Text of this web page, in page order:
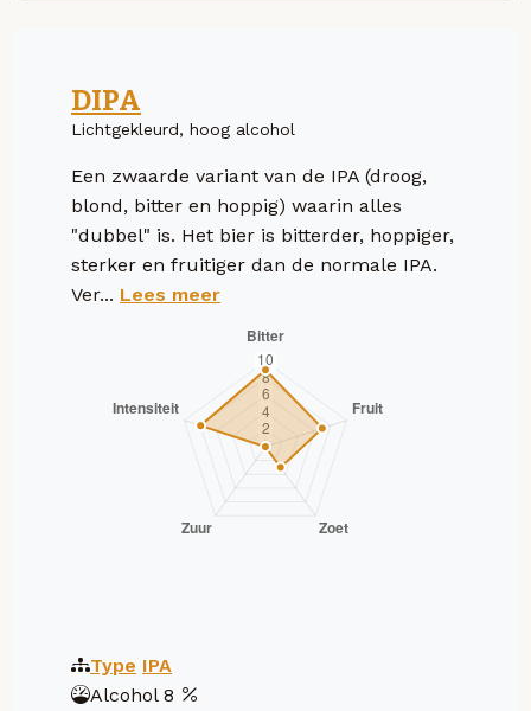
DIPA
Lichtgekleurd, hoog alcohol
Een zwaarde variant van de IPA (droog,
blond, bitter en hoppig) waarin alles
"dubbel" is. Het bier is bitterder, hoppiger,
sterker en fruitiger dan de normale IPA.
Ver... Lees meer
Type IPA
Alcohol 8